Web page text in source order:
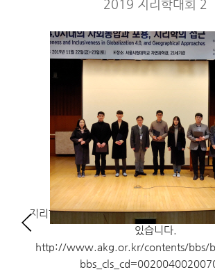
2019 지리학대회 2
지리학대회 홈페이지 갤러리에 더 많은 사
있습니다.
http://www.akg.or.kr/contents/bbs/